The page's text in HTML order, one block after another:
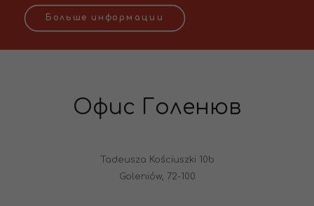
Больше информации
Офис Голенюв
Tadeusza Kościuszki 10b
Goleniów, 72-100